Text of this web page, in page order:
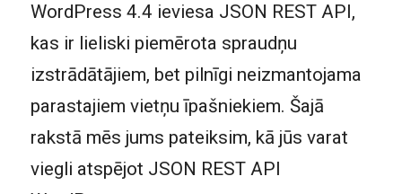
WordPress 4.4 ieviesa JSON REST API,
kas ir lieliski piemērota spraudņu
izstrādātājiem, bet pilnīgi neizmantojama
parastajiem vietņu īpašniekiem. Šajā
rakstā mēs jums pateiksim, kā jūs varat
viegli atspējot JSON REST API